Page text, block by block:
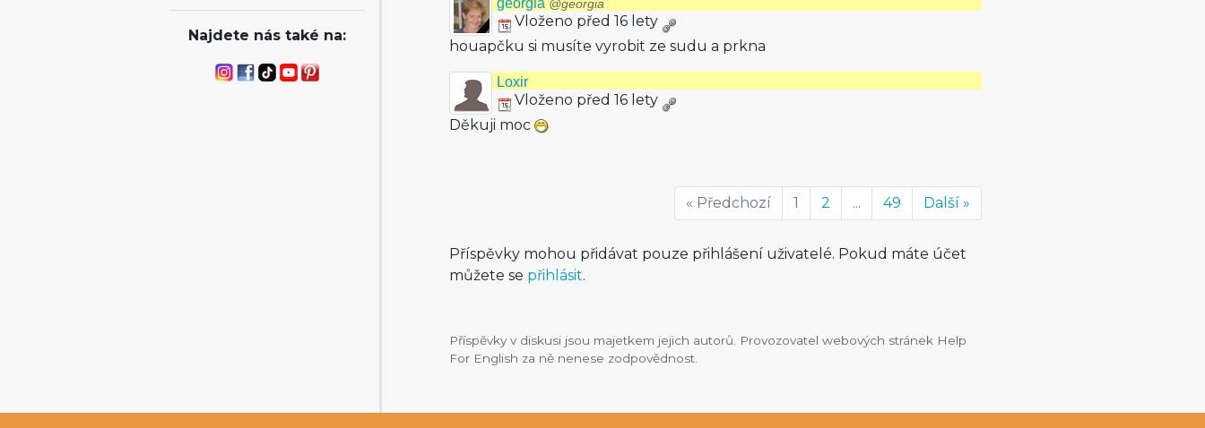
Najdete nás také na:
georgia @georgia
Vloženo před 16 lety
houapčku si musíte vyrobit ze sudu a prkna
Loxir
Vloženo před 16 lety
Děkuji moc
« Předchozí 1 2 ... 49 Další »
Příspěvky mohou přidávat pouze přihlášení uživatelé. Pokud máte účet
můžete se přihlásit.
Příspěvky v diskusi jsou majetkem jejich autorů. Provozovatel webových stránek Help
For English za ně nenese zodpovědnost.